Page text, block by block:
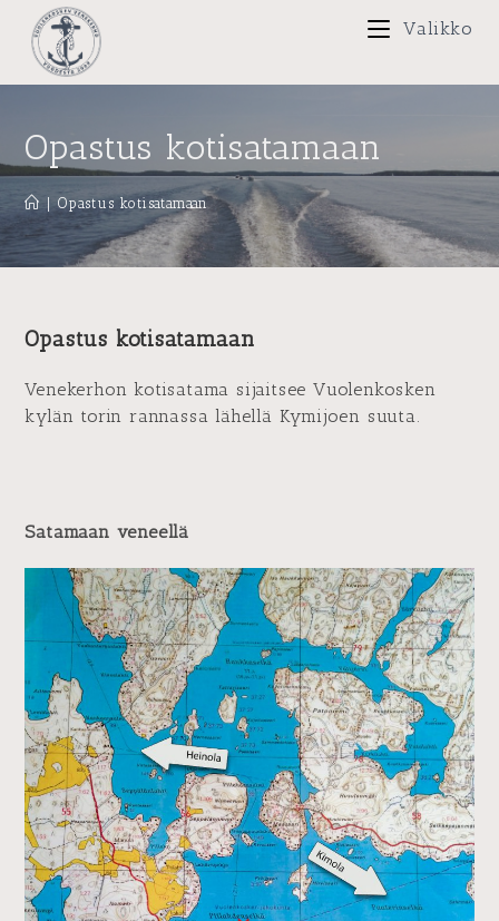
Siirry
suoraan
sisältöön
Valikko
Opastus kotisatamaan
Opastus kotisatamaan
Opastus kotisatamaan
Venekerhon kotisatama sijaitsee Vuolenkosken
kylän torin rannassa lähellä Kymijoen suuta.
Satamaan veneellä